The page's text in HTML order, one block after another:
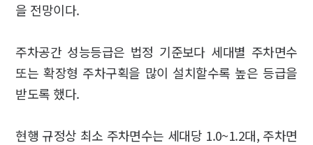
을 전망이다.
주차공간 성능등급은 법정 기준보다 세대별 주차면수
또는 확장형 주차구획을 많이 설치할수록 높은 등급을
받도록 했다.
현행 규정상 최소 주차면수는 세대당 1.0~1.2대, 주차면